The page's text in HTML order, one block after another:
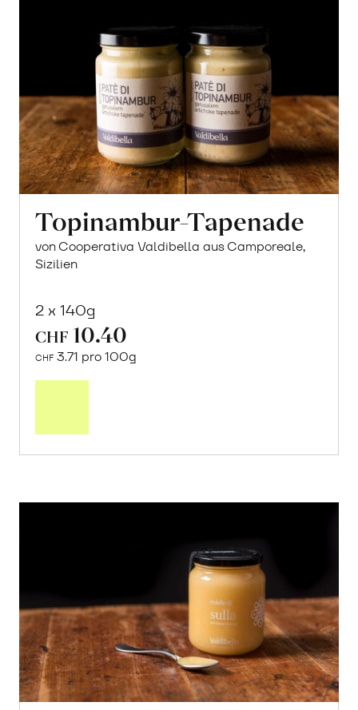
Topinambur-Tapenade
von Cooperativa Valdibella aus Camporeale,
Sizilien
2 x 140g
CHF 10.40
CHF 3.71 pro 100g